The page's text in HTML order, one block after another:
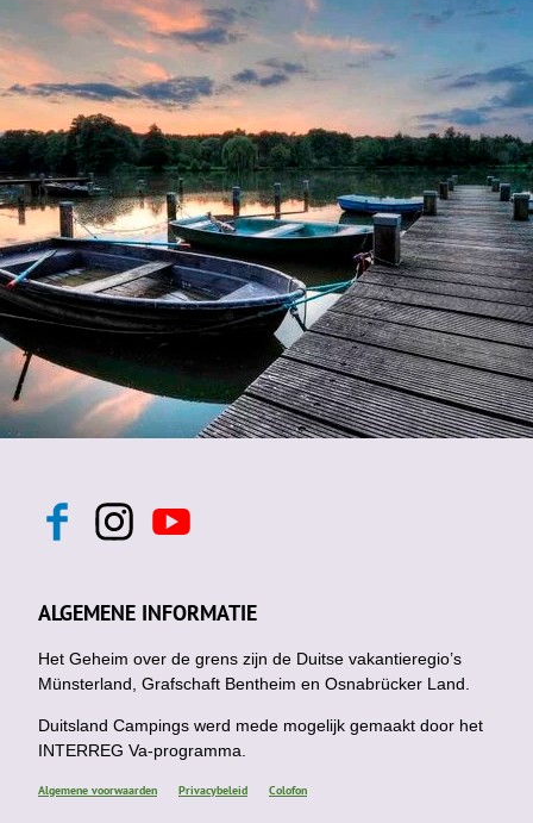
F
b
o
k
I
n
a
g
a
m
Y
o
u
b
ALGEMENE INFORMATIE
Het Geheim over de grens zijn de Duitse vakantieregio’s
Münsterland, Grafschaft Bentheim en Osnabrücker Land.
Duitsland Campings werd mede mogelijk gemaakt door het
INTERREG Va-programma.
Algemene voorwaarden Privacybeleid Colofon